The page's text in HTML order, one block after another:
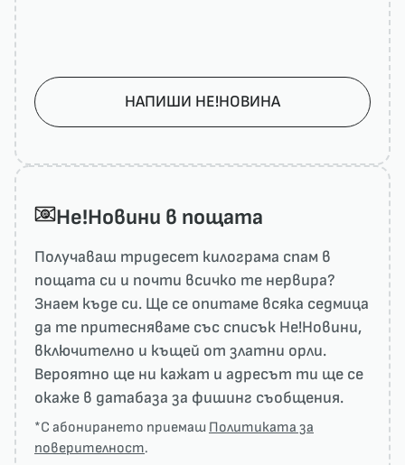
НАПИШИ НЕ!НОВИНА
He!Новини в пощата
Получаваш тридесет килограма спам в
пощата си и почти всичко те нервира?
Знаем къде си. Ще се опитаме всяка седмица
да те притесняваме със списък He!Новини,
включително и къщей от златни орли.
Вероятно ще ни кажат и адресът ти ще се
окаже в датабаза за фишинг съобщения.
*С абонирането приемаш Политиката за
поверителност.